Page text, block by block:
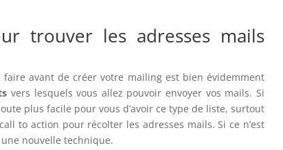
trouver les adresses mails
faire avant de créer votre mailing est bien évidemment
vers lesquels vous allez pouvoir envoyer vos mails. Si
plus facile pour vous d’avoir ce type de liste, surtout
to action pour récolter les adresses mails. Si ce n’est
nouvelle technique.